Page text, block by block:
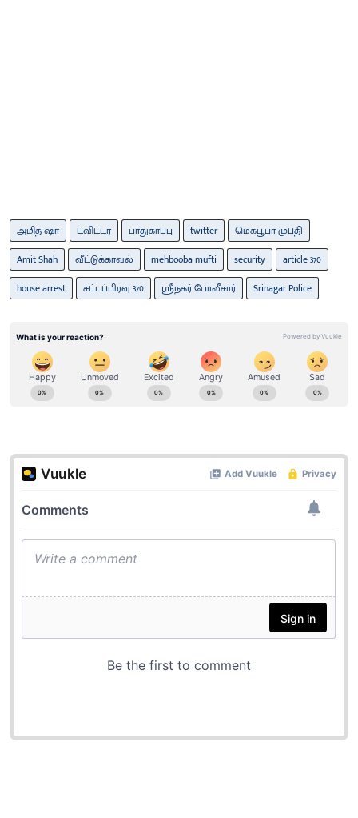
அமித் ஷா ட்விட்டர் பாதுகாப்பு twitter
மெகபூபா முப்தி
Amit Shah
வீட்டுக்காவல் mehbooba mufti security
article 370
house arrest
சட்டப்பிரவு 370 ஸ்ரீநகர் போலீசார் Srinagar Police